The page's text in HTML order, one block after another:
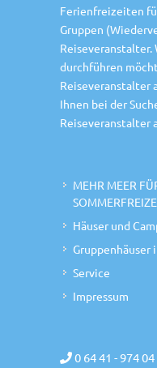
Ferienfreizeiten
Gruppen
durchführen
Reiseveranstalter
Ihnen bei der
Reiseveranstalter
MEHR MEER
Häuser und
Gruppenhäuser
Service
Impressum
0 64 41 - 974 04